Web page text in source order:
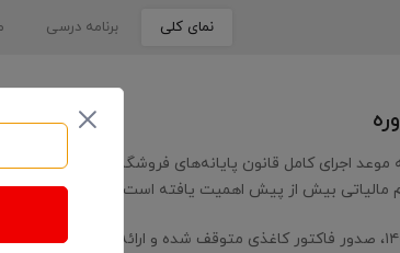
نمای کلی برنامه درسی
اجرای کامل قانون پایانه‌های فروشگاهی و سامانه
مالیاتی بیش از پیش اهمیت یافته است.